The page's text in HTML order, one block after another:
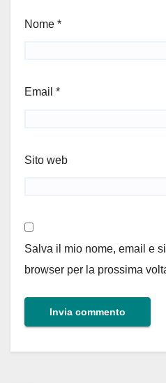
Nome *
Email *
Sito web
Salva il mio nome, email e
browser per la prossima